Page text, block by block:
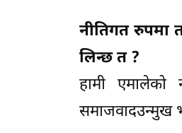
नीतिगत रुपमा
लिन्छ त ?
हामी
समाजवादउन्मुख